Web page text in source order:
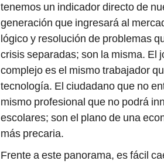
tenemos un indicador directo de
generación que ingresará al
lógico y resolución de problemas
crisis separadas; son la misma. El
complejo es el mismo trabajador
tecnología. El ciudadano que no
mismo profesional que no podrá
escolares; son el plano de una
más precaria.
Frente a este panorama, es fácil